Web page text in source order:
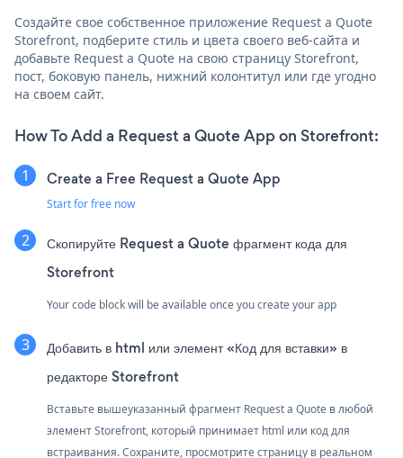
Создайте свое собственное приложение Request a Quote
Storefront, подберите стиль и цвета своего веб-сайта и
добавьте Request a Quote на свою страницу Storefront,
пост, боковую панель, нижний колонтитул или где угодно
на своем сайт.
How To Add a Request a Quote App on Storefront:
Create a Free Request a Quote App
Start for free now
Скопируйте Request a Quote фрагмент кода для
Storefront
Your code block will be available once you create your app
Добавить в html или элемент «Код для вставки» в
редакторе Storefront
Вставьте вышеуказанный фрагмент Request a Quote в любой
элемент Storefront, который принимает html или код для
встраивания. Сохраните, просмотрите страницу в реальном